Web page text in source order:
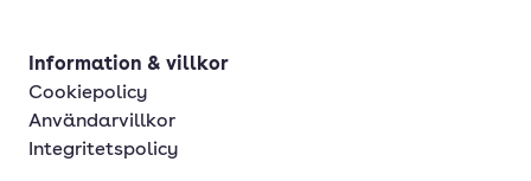
Information & villkor
Cookiepolicy
Användarvillkor
Integritetspolicy